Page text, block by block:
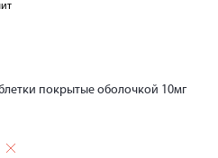
покрытые оболочкой 10мг